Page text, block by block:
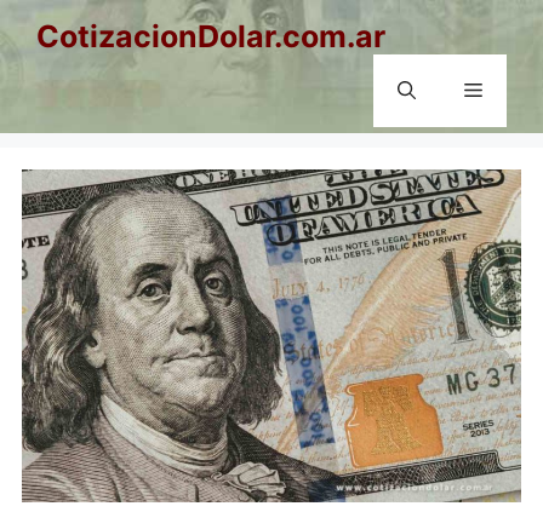
CotizacionDolar.com.ar
Menú